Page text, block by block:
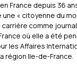
France depuis 36
« citoyenne du
comme
où elle a été
les Affaires
région Ile-de-France.